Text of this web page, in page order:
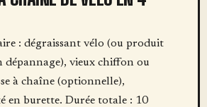
: dégraissant vélo (ou produit
dépannage), vieux chiffon ou
à chaîne (optionnelle),
en burette. Durée totale : 10